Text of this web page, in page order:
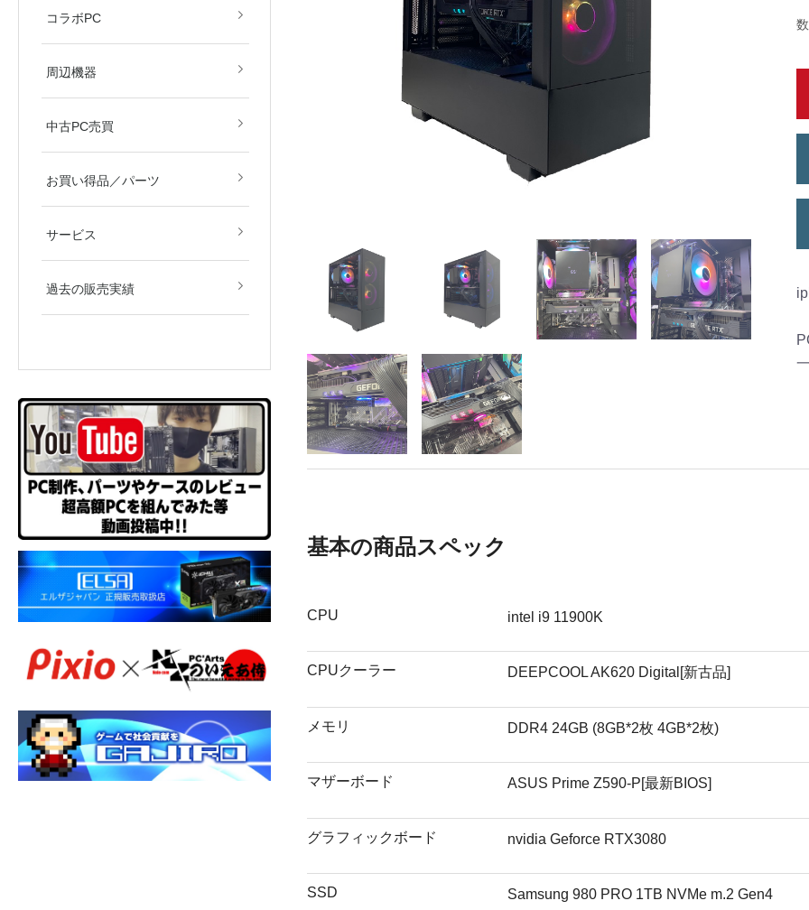
コラボPC
周辺機器
中古PC売買
お買い得品／パーツ
サービス
過去の販売実績
基本の商品スペック
CPU intel i9 11900K
CPUクーラー DEEPCOOL AK620 Digital[新古品]
メモリ DDR4 24GB (8GB*2枚 4GB*2枚)
マザーボード ASUS Prime Z590-P[最新BIOS]
グラフィックボード nvidia Geforce RTX3080
SSD Samsung 980 PRO 1TB NVMe m.2 Gen4